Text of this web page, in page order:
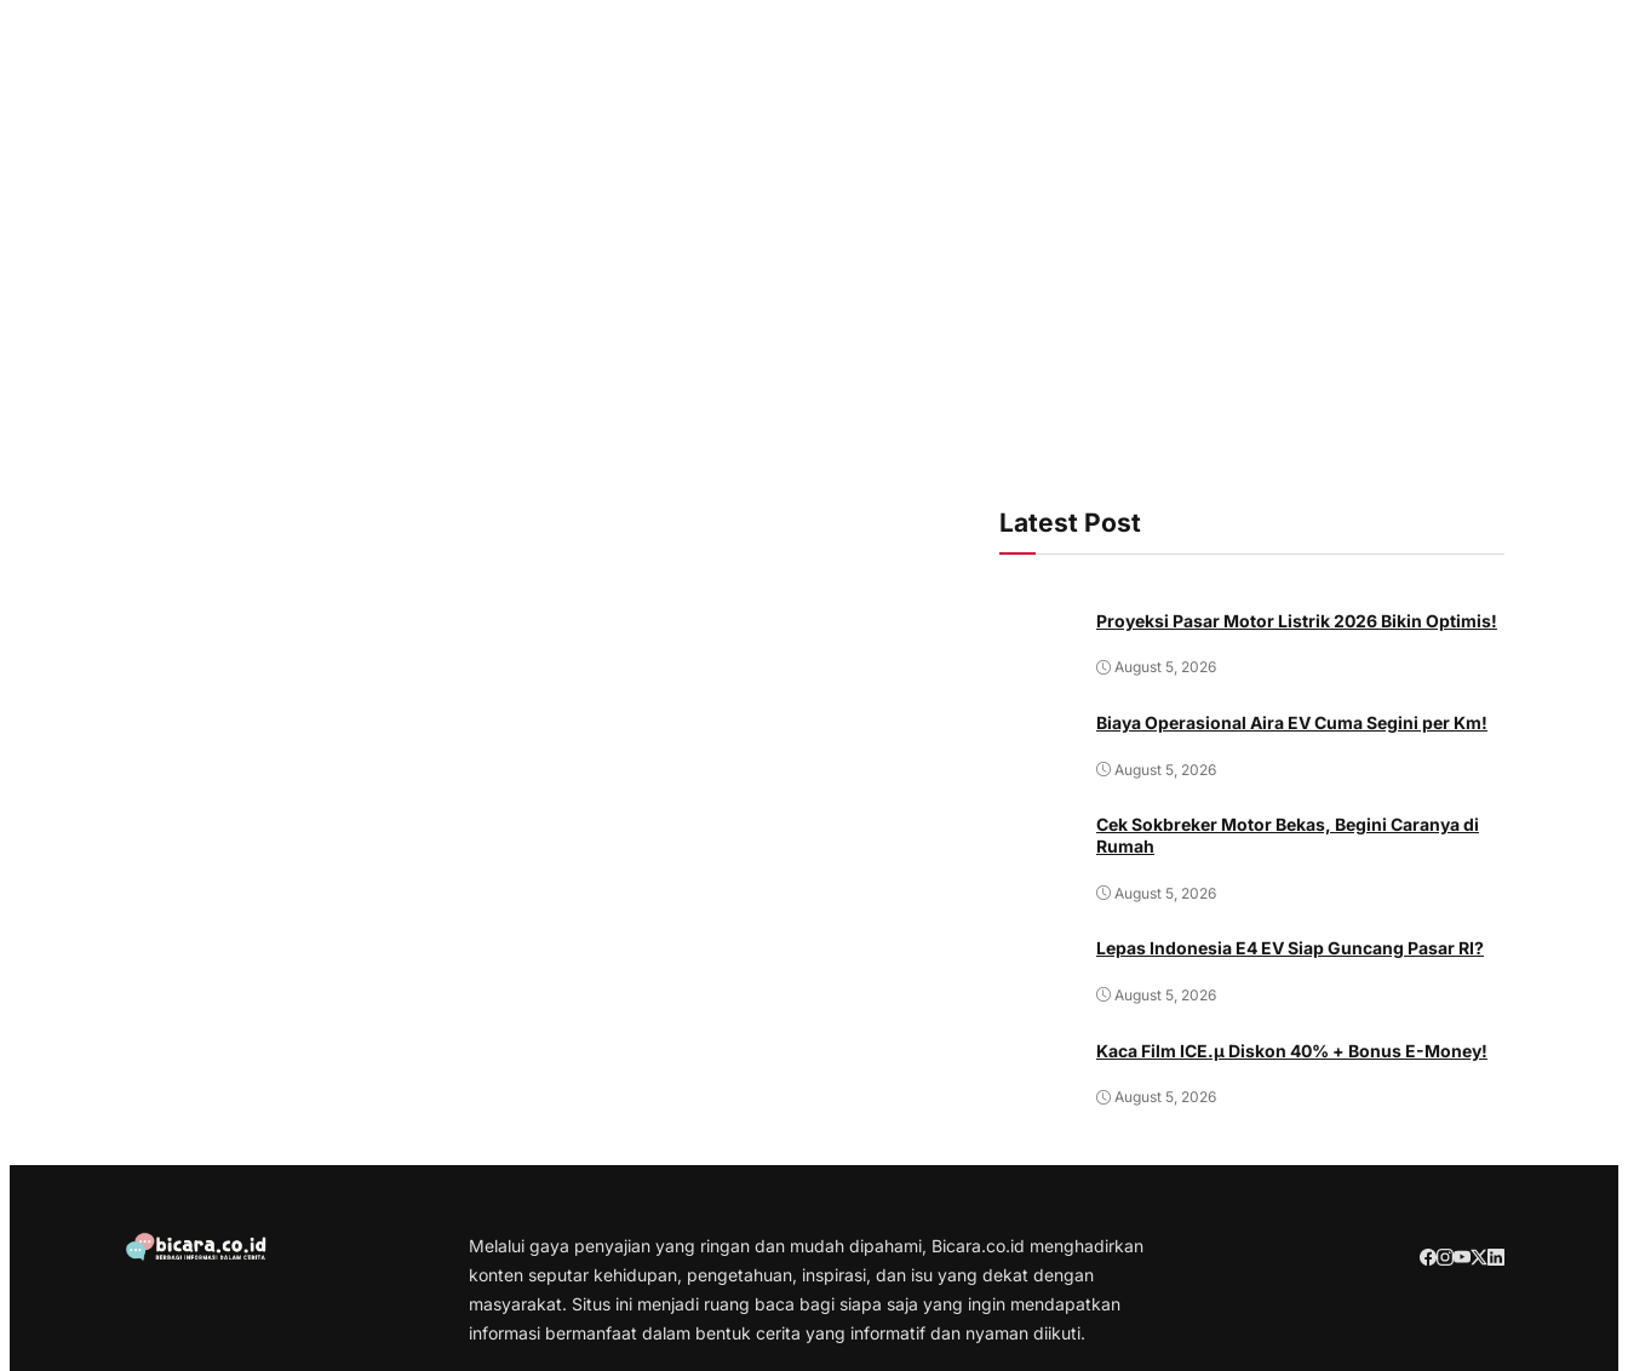
Latest Post
Proyeksi Pasar Motor Listrik 2026 Bikin Optimis!
August 5, 2026
Biaya Operasional Aira EV Cuma Segini per Km!
August 5, 2026
Cek Sokbreker Motor Bekas, Begini Caranya di
Rumah
August 5, 2026
Lepas Indonesia E4 EV Siap Guncang Pasar RI?
August 5, 2026
Kaca Film ICE.µ Diskon 40% + Bonus E-Money!
August 5, 2026
Melalui gaya penyajian yang ringan dan mudah dipahami, Bicara.co.id menghadirkan
konten seputar kehidupan, pengetahuan, inspirasi, dan isu yang dekat dengan
masyarakat. Situs ini menjadi ruang baca bagi siapa saja yang ingin mendapatkan
informasi bermanfaat dalam bentuk cerita yang informatif dan nyaman diikuti.